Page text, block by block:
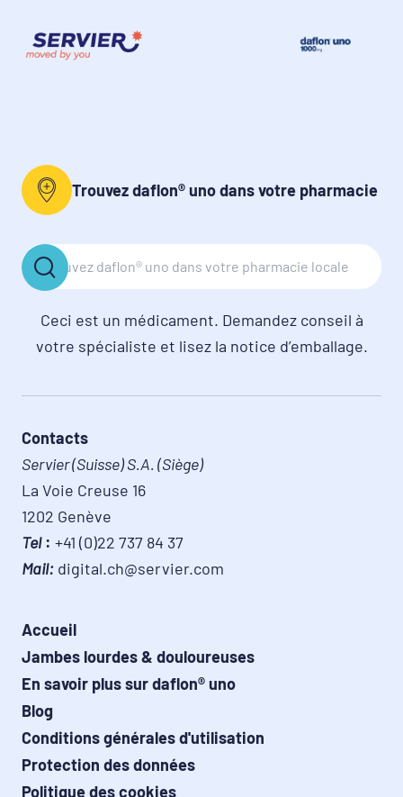
Trouvez daflon® uno dans votre pharmacie
Ceci est un médicament. Demandez conseil à
votre spécialiste et lisez la notice d’emballage.
Contacts
Servier (Suisse) S.A. (Siège)
La Voie Creuse 16
Tel :
Mail: digital.ch@servier.com
Accueil
Jambes lourdes & douloureuses
En savoir plus sur daflon® uno
Blog
Conditions générales d'utilisation
Protection des données
Politique des cookies